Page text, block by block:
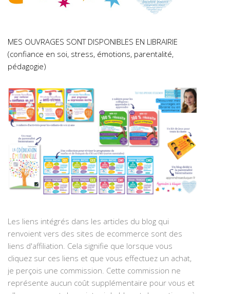
MES OUVRAGES SONT DISPONIBLES EN LIBRAIRIE
(confiance en soi, stress, émotions, parentalité,
pédagogie)
Les liens intégrés dans les articles du blog qui
renvoient vers des sites de ecommerce sont des
liens d'affiliation. Cela signifie que lorsque vous
cliquez sur ces liens et que vous effectuez un achat,
je perçois une commission. Cette commission ne
représente aucun coût supplémentaire pour vous et